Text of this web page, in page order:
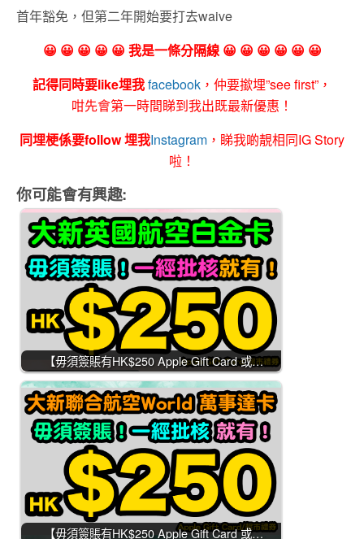
首年豁免，但第二年開始要打去waive
😀 😀 😀 😀 😀 我是一條分隔線 😀 😀 😀 😀 😀 😀
記得同時要like埋我facebook ，仲要撳埋”see first”，
咁先會第一時間睇到我出既最新優惠！
同埋梗係要follow 埋我Instagram ，睇我啲靚相同IG Story
啦！
你可能會有興趣:
【毋須簽賬有HK$250 Apple Gift Card 或…
【毋須簽賬有HK$250 Apple Gift Card 或…